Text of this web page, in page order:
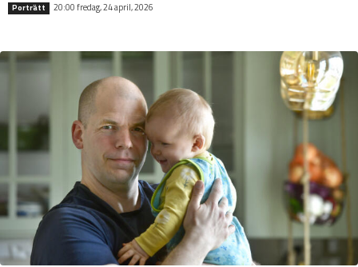
Porträtt 20:00 fredag, 24 april, 2026